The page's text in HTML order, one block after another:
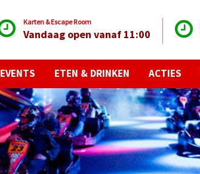
Karten & Escape Room
Vandaag open vanaf 11:00
EVENTS ETEN & DRINKEN ACTIES